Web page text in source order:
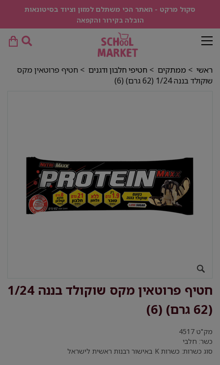
סקול מרקט - האתר הכי משתלם למזון וציוד בסיטונאות
הובלה בקירור והקפאה
ראשי > ממתקים > חטיפי חלבון ודגנים > חטיף פרוטאין מקס
שוקולד בננה 1/24 (62 גרם) (6)
חטיף פרוטאין מקס שוקולד בננה 1/24
(62 גרם) (6)
מק"ט 4517
כשר: חלבי
סוג כשרות: כשרות K באישור רבנות ראשית לישראל